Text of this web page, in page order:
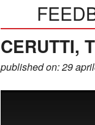
CERUTTI,
published on: 29